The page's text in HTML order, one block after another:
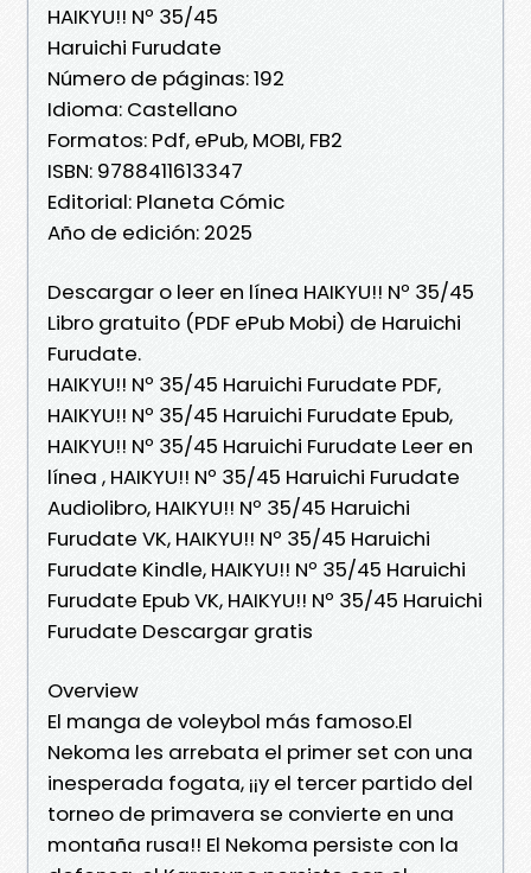
HAIKYU!! Nº 35/45
Haruichi Furudate
Número de páginas: 192
Idioma: Castellano
Formatos: Pdf, ePub, MOBI, FB2
ISBN: 9788411613347
Editorial: Planeta Cómic
Año de edición: 2025
Descargar o leer en línea HAIKYU!! Nº 35/45
Libro gratuito (PDF ePub Mobi) de Haruichi
Furudate.
HAIKYU!! Nº 35/45 Haruichi Furudate PDF,
HAIKYU!! Nº 35/45 Haruichi Furudate Epub,
HAIKYU!! Nº 35/45 Haruichi Furudate Leer en
línea , HAIKYU!! Nº 35/45 Haruichi Furudate
Audiolibro, HAIKYU!! Nº 35/45 Haruichi
Furudate VK, HAIKYU!! Nº 35/45 Haruichi
Furudate Kindle, HAIKYU!! Nº 35/45 Haruichi
Furudate Epub VK, HAIKYU!! Nº 35/45 Haruichi
Furudate Descargar gratis
Overview
El manga de voleybol más famoso.El
Nekoma les arrebata el primer set con una
inesperada fogata, ¡¡y el tercer partido del
torneo de primavera se convierte en una
montaña rusa!! El Nekoma persiste con la